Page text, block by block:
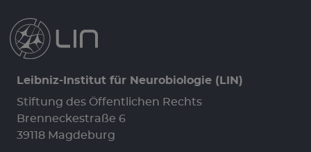
Leibniz-Institut für Neurobiologie (LIN)
Stiftung des Öffentlichen Rechts
Brenneckestraße 6
39118 Magdeburg